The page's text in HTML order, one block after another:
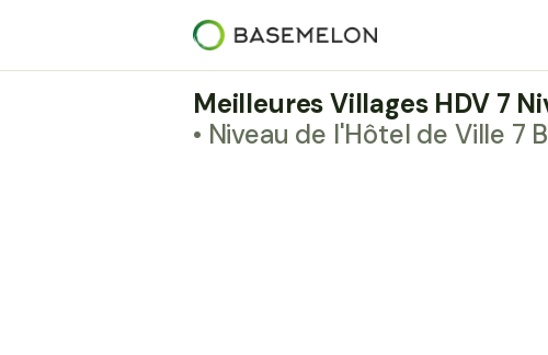
Meilleures Villages HDV 7
• Niveau de l'Hôtel de Ville 7